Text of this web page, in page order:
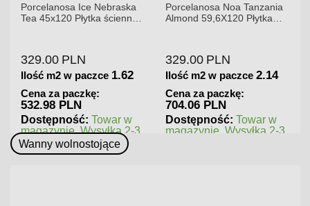
Porcelanosa Ice Nebraska
Tea 45x120 Płytka ścienna
329.00 PLN
Ilość m2 w paczce 1.62
Cena za paczkę:
532.98 PLN
Dostępność: Towar w
magazynie. Wysyłka 2-3
dni.
Porcelanosa Noa Tanzania
Almond 59,6X120 Płytka
329.00 PLN
Ilość m2 w paczce 2.14
Cena za paczkę:
704.06 PLN
Dostępność: Towar w
magazynie. Wysyłka 2-3
Wanny wolnostojące